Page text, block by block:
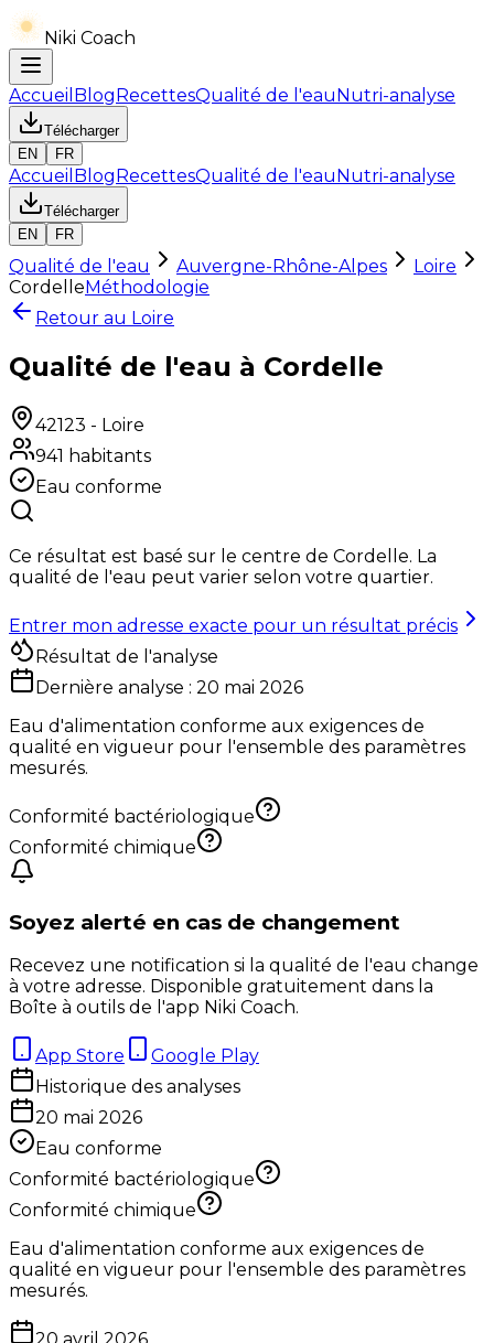
Niki Coach
Accueil BlogRecettesQualité de l'eauNutri-analyse
Télécharger
EN
FR
Accueil BlogRecettesQualité de l'eauNutri-analyse
Télécharger
EN
FR
Qualité de l'eau Auvergne-Rhône-Alpes
Loire
CordelleMéthodologie
Retour au Loire
Qualité de l'eau à Cordelle
42123 - Loire
941 habitants
Eau conforme
Ce résultat est basé sur le centre de Cordelle. La
qualité de l'eau peut varier selon votre quartier.
Entrer mon adresse exacte pour un résultat précis
Résultat de l'analyse
Dernière analyse : 20 mai 2026
Eau d'alimentation conforme aux exigences de
qualité en vigueur pour l'ensemble des paramètres
mesurés.
Conformité bactériologique
Conformité chimique
Soyez alerté en cas de changement
Recevez une notification si la qualité de l'eau change
à votre adresse. Disponible gratuitement dans la
Boîte à outils de l'app Niki Coach.
App Store
Google Play
Historique des analyses
20 mai 2026
Eau conforme
Conformité bactériologique
Conformité chimique
Eau d'alimentation conforme aux exigences de
qualité en vigueur pour l'ensemble des paramètres
mesurés.